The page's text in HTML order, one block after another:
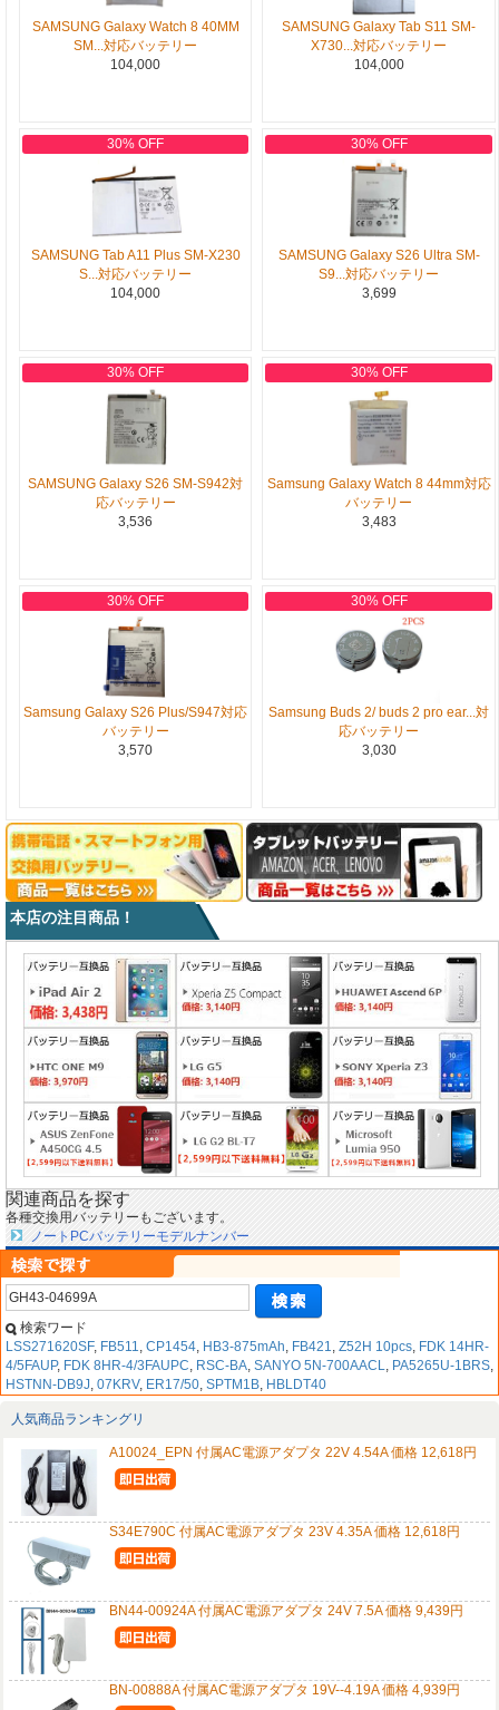
SAMSUNG Galaxy Watch 8 40MM
SM...対応バッテリー
104,000
SAMSUNG Galaxy Tab S11 SM-
X730...対応バッテリー
104,000
30% OFF
SAMSUNG Tab A11 Plus SM-X230
S...対応バッテリー
104,000
30% OFF
SAMSUNG Galaxy S26 Ultra SM-
S9...対応バッテリー
3,699
30% OFF
SAMSUNG Galaxy S26 SM-S942対
応バッテリー
3,536
30% OFF
Samsung Galaxy Watch 8 44mm対応
バッテリー
3,483
30% OFF
Samsung Galaxy S26 Plus/S947対応
バッテリー
3,570
30% OFF
Samsung Buds 2/ buds 2 pro ear...対
応バッテリー
3,030
本店の注目商品！
関連商品を探す
各種交換用バッテリーもございます。
ノートPCバッテリーモデルナンバー
検索ワード
LSS271620SF, FB511, CP1454, HB3-875mAh, FB421, Z52H 10pcs, FDK 14HR-
4/5FAUP, FDK 8HR-4/3FAUPC, RSC-BA, SANYO 5N-700AACL, PA5265U-1BRS,
HSTNN-DB9J, 07KRV, ER17/50, SPTM1B, HBLDT40
人気商品ランキングリ
A10024_EPN 付属AC電源アダプタ 22V 4.54A 価格 12,618円
S34E790C 付属AC電源アダプタ 23V 4.35A 価格 12,618円
BN44-00924A 付属AC電源アダプタ 24V 7.5A 価格 9,439円
BN-00888A 付属AC電源アダプタ 19V--4.19A 価格 4,939円